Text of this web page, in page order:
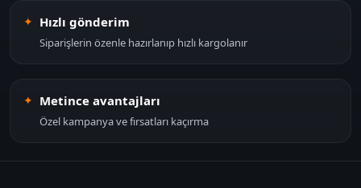
Hızlı gönderim
Siparişlerin özenle hazırlanıp hızlı kargolanır
Metince avantajları
Özel kampanya ve fırsatları kaçırma